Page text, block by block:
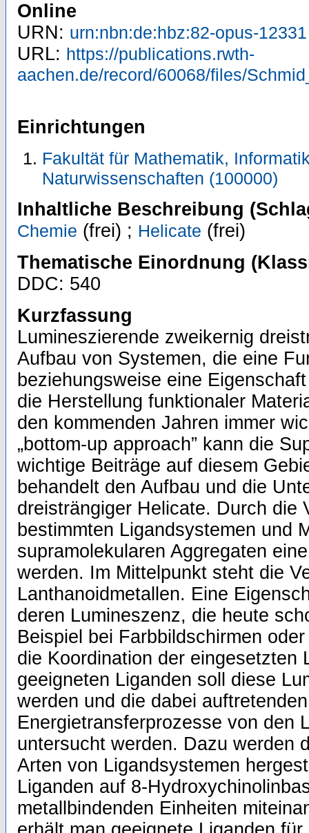
Online
URN: urn:nbn:de:hbz:82-opus-12331
URL: https://publications.rwth-
aachen.de/record/60068/files/
Einrichtungen
Fakultät für Mathematik,
Naturwissenschaften (100000)
Inhaltliche Beschreibung
Chemie (frei) ; Helicate (frei)
Thematische Einordnung
DDC: 540
Kurzfassung
Lumineszierende zweikernig
Aufbau von Systemen, die eine
beziehungsweise eine
die Herstellung funktionaler
den kommenden Jahren immer
„bottom-up approach” kann die
wichtige Beiträge auf diesem
behandelt den Aufbau und die
dreisträngiger Helicate. Durch die
bestimmten Ligandsystemen und
supramolekularen Aggregaten
werden. Im Mittelpunkt steht die
Lanthanoidmetallen. Eine
deren Lumineszenz, die heute
Beispiel bei Farbbildschirmen
die Koordination der eingesetzten
geeigneten Liganden soll diese
werden und die dabei auftretenden
Energietransferprozesse von den
untersucht werden. Dazu werden
Arten von Ligandsystemen
Liganden auf 8-
metallbindenden Einheiten